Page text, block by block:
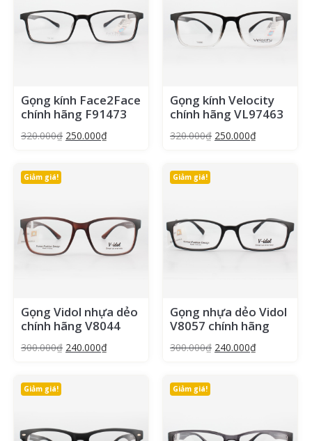
Gọng kính Face2Face
chính hãng F91473
320.000₫ 250.000₫
Gọng kính Velocity
chính hãng VL97463
320.000₫ 250.000₫
Giảm giá!
Gọng Vidol nhựa dẻo
chính hãng V8044
300.000₫ 240.000₫
Giảm giá!
Gọng nhựa dẻo Vidol
V8057 chính hãng
300.000₫ 240.000₫
Giảm giá! Giảm giá!